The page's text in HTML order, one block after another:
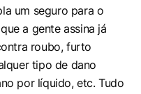
um seguro para o
a gente assina já
roubo, furto
tipo de dano
por líquido, etc. Tudo